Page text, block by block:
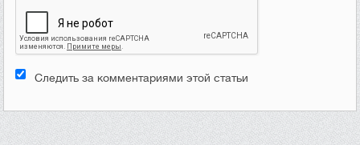
Следить за комментариями этой статьи